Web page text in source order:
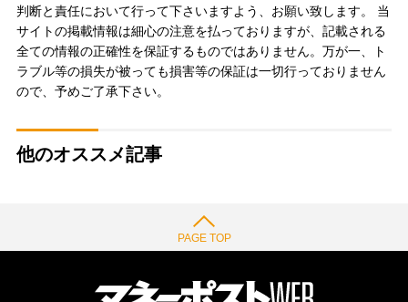
判断と責任において行って下さいますよう、お願い致します。 当
サイトの掲載情報は細心の注意を払っておりますが、記載される
全ての情報の正確性を保証するものではありません。万が一、ト
ラブル等の損失が被っても損害等の保証は一切行っておりません
ので、予めご了承下さい。
他のオススメ記事
PAGE TOP